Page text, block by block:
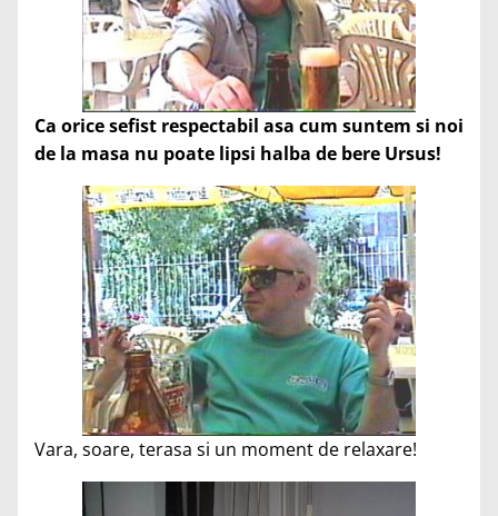
Ca orice sefist respectabil asa cum suntem si noi
de la masa nu poate lipsi halba de bere Ursus!
Vara, soare, terasa si un moment de relaxare!